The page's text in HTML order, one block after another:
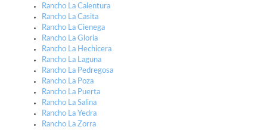
Rancho La Calentura
Rancho La Casita
Rancho La Cienega
Rancho La Gloria
Rancho La Hechicera
Rancho La Laguna
Rancho La Pedregosa
Rancho La Poza
Rancho La Puerta
Rancho La Salina
Rancho La Yedra
Rancho La Zorra